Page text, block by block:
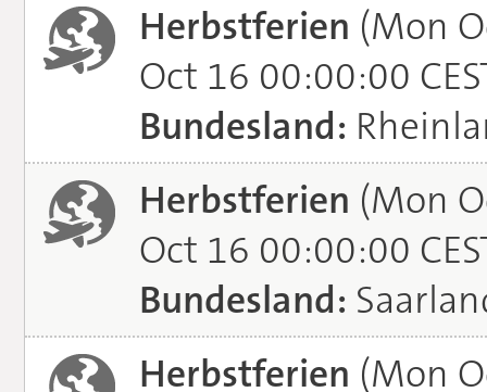
Herbstferien (Mon
Oct 16 00:00:00
Bundesland:
Herbstferien (Mon
Oct 16 00:00:00
Bundesland:
Herbstferien (Mon